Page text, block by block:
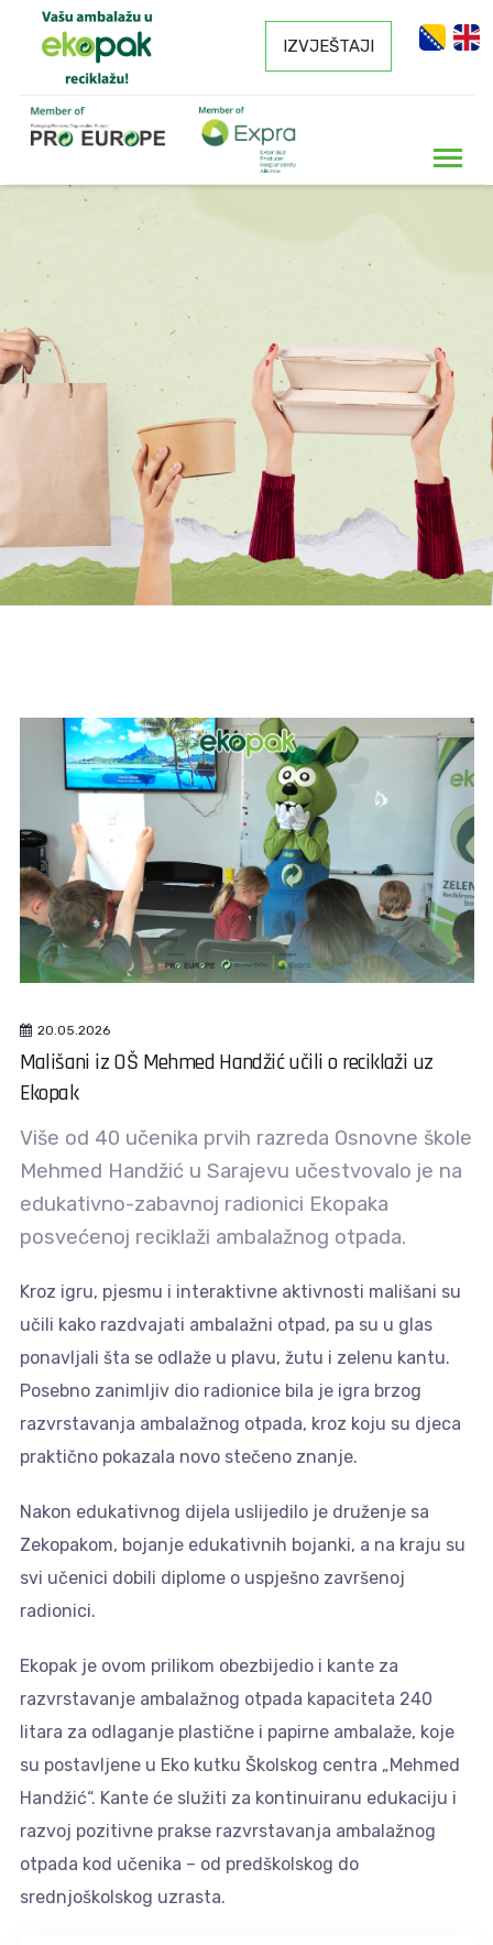
IZVJEŠTAJI
20.05.2026
Mališani iz OŠ Mehmed Handžić učili o reciklaži uz
Ekopak
Više od 40 učenika prvih razreda Osnovne škole
Mehmed Handžić u Sarajevu učestvovalo je na
edukativno-zabavnoj radionici Ekopaka
posvećenoj reciklaži ambalažnog otpada.
Kroz igru, pjesmu i interaktivne aktivnosti mališani su
učili kako razdvajati ambalažni otpad, pa su u glas
ponavljali šta se odlaže u plavu, žutu i zelenu kantu.
Posebno zanimljiv dio radionice bila je igra brzog
razvrstavanja ambalažnog otpada, kroz koju su djeca
praktično pokazala novo stečeno znanje.
Nakon edukativnog dijela uslijedilo je druženje sa
Zekopakom, bojanje edukativnih bojanki, a na kraju su
svi učenici dobili diplome o uspješno završenoj
radionici.
Ekopak je ovom prilikom obezbijedio i kante za
razvrstavanje ambalažnog otpada kapaciteta 240
litara za odlaganje plastične i papirne ambalaže, koje
su postavljene u Eko kutku Školskog centra „Mehmed
Handžić“. Kante će služiti za kontinuiranu edukaciju i
razvoj pozitivne prakse razvrstavanja ambalažnog
otpada kod učenika – od predškolskog do
srednjoškolskog uzrasta.